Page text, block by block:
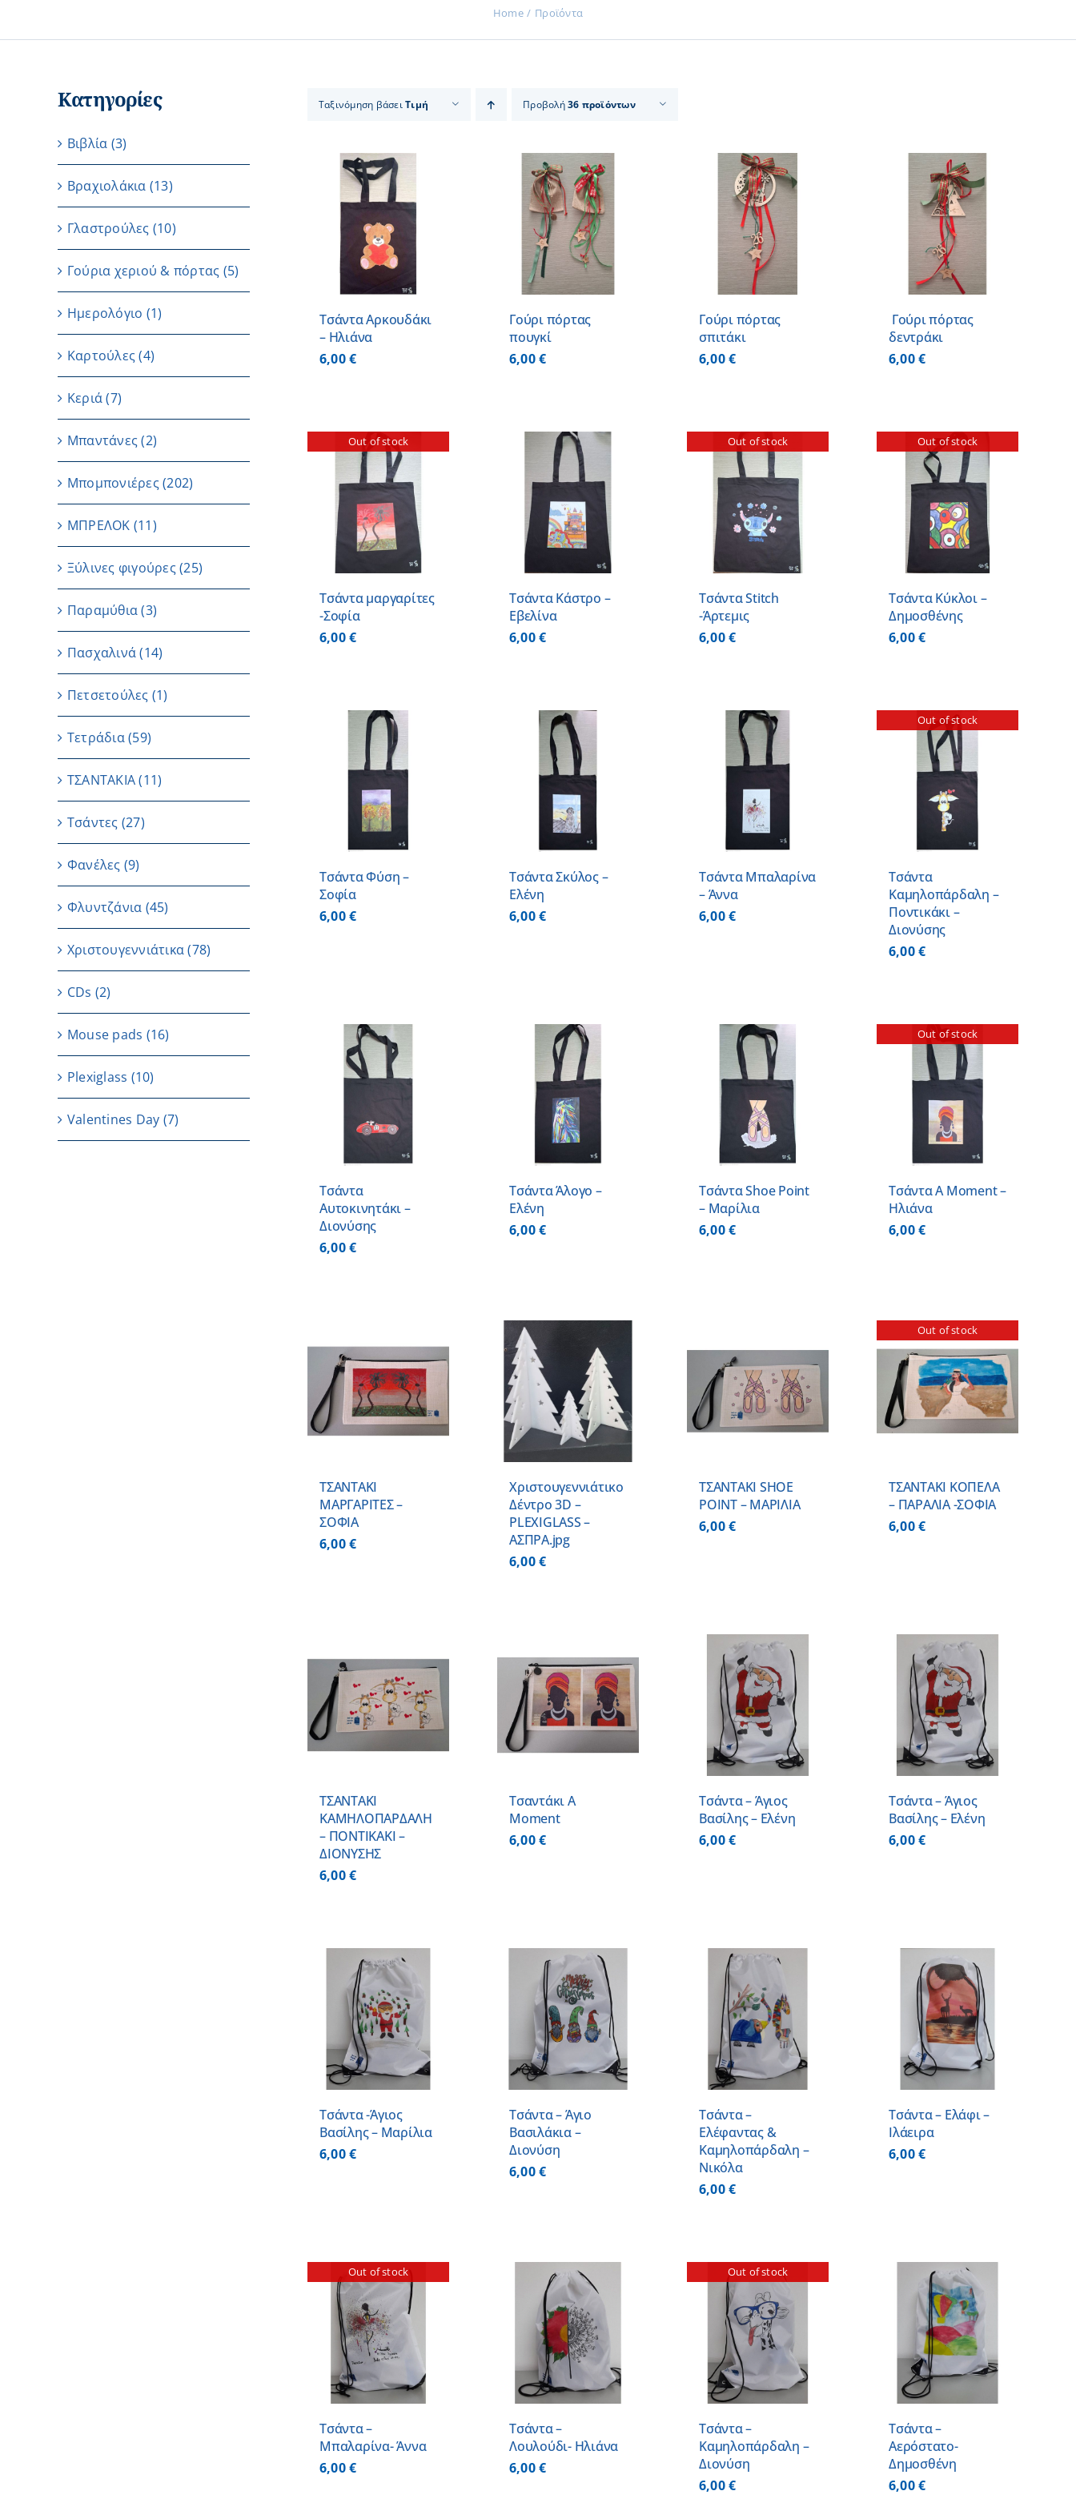
Home Προϊόντα
Ταξινόμηση βάσειΤιμή Προβολή36 προϊόντων
ΠΡΟΣΘΗΚΗ ΣΤΟ
Τσάντα Αρκουδάκι
– Ηλιάνα
6,00€
ΠΡΟΣΘΗΚΗ ΣΤΟ
ΚΑΛΑΘΙ
ΛΕΠΤΟΜΕΡΕΙΕΣ
Γούρι πόρτας
πουγκί
6,00€
ΠΡΟΣΘΗΚΗ ΣΤΟ
ΚΑΛΑΘΙ
ΛΕΠΤΟΜΕΡΕΙΕΣ
Γούρι πόρτας
σπιτάκι
6,00€
ΠΡΟΣΘΗΚΗ ΣΤΟ
ΛΕΠΤΟΜΕΡΕΙΕΣ
Γούρι πόρτας
δεντράκι
6,00€
Out of stock
ΛΕΠΤΟΜΕΡΕΙΕΣ
Τσάντα μαργαρίτες
-Σοφία
6,00€
ΠΡΟΣΘΗΚΗ ΣΤΟ
ΚΑΛΑΘΙ
ΛΕΠΤΟΜΕΡΕΙΕΣ
Τσάντα Κάστρο –
Εβελίνα
6,00€
Out of stock
ΛΕΠΤΟΜΕΡΕΙΕΣ
Τσάντα Stitch
-Άρτεμις
6,00€
Out of stock
ΛΕΠΤΟΜΕΡΕΙΕΣ
Τσάντα Κύκλοι –
Δημοσθένης
6,00€
ΛΕΠΤΟΜΕΡΕΙΕΣ
Τσάντα Φύση –
Σοφία
6,00€
ΠΡΟΣΘΗΚΗ ΣΤΟ
ΛΕΠΤΟΜΕΡΕΙΕΣ
Τσάντα Σκύλος –
Ελένη
6,00€
ΠΡΟΣΘΗΚΗ ΣΤΟ
ΚΑΛΑΘΙ
ΛΕΠΤΟΜΕΡΕΙΕΣ
Τσάντα Μπαλαρίνα
– Άννα
6,00€
Out of stock
Τσάντα
Καμηλοπάρδαλη –
Ποντικάκι –
Διονύσης
6,00€
ΚΑΛΑΘΙ
Τσάντα
Αυτοκινητάκι –
Διονύσης
6,00€
ΠΡΟΣΘΗΚΗ ΣΤΟ
ΚΑΛΑΘΙ
Τσάντα Άλογο –
Ελένη
6,00€
ΠΡΟΣΘΗΚΗ ΣΤΟ
ΛΕΠΤΟΜΕΡΕΙΕΣ
Τσάντα Shoe Point
– Μαρίλια
6,00€
Out of stock
ΛΕΠΤΟΜΕΡΕΙΕΣ
Τσάντα A Moment –
Ηλιάνα
6,00€
ΤΣΑΝΤΑΚΙ
ΜΑΡΓΑΡΙΤΕΣ –
ΣΟΦΙΑ
6,00€
ΠΡΟΣΘΗΚΗ ΣΤΟ
ΚΑΛΑΘΙ
ΛΕΠΤΟΜΕΡΕΙΕΣ
Χριστουγεννιάτικο
Δέντρο 3D –
PLEXIGLASS –
ΑΣΠΡΑ.jpg
6,00€
ΠΡΟΣΘΗΚΗ ΣΤΟ
ΚΑΛΑΘΙ
ΛΕΠΤΟΜΕΡΕΙΕΣ
ΤΣΑΝΤΑΚΙ SHOE
POINT – ΜΑΡΙΛΙΑ
6,00€
Out of stock
ΛΕΠΤΟΜΕΡΕΙΕΣ
ΤΣΑΝΤΑΚΙ ΚΟΠΕΛΑ
– ΠΑΡΑΛΙΑ -ΣΟΦΙΑ
6,00€
ΤΣΑΝΤΑΚΙ
ΚΑΜΗΛΟΠΑΡΔΑΛΗ
– ΠΟΝΤΙΚΑΚΙ –
ΔΙΟΝΥΣΗΣ
6,00€
ΠΡΟΣΘΗΚΗ ΣΤΟ
ΚΑΛΑΘΙ
ΛΕΠΤΟΜΕΡΕΙΕΣ
Τσαντάκι A
Moment
6,00€
ΠΡΟΣΘΗΚΗ ΣΤΟ
ΚΑΛΑΘΙ
/
ΛΕΠΤΟΜΕΡΕΙΕΣ
Τσάντα – Άγιος
Βασίλης – Ελένη
6,00€
ΠΡΟΣΘΗΚΗ ΣΤΟ
ΚΑΛΑΘΙ
ΛΕΠΤΟΜΕΡΕΙΕΣ
Τσάντα – Άγιος
Βασίλης – Ελένη
6,00€
Τσάντα -Άγιος
Βασίλης – Μαρίλια
6,00€
ΠΡΟΣΘΗΚΗ ΣΤΟ
ΚΑΛΑΘΙ
ΛΕΠΤΟΜΕΡΕΙΕΣ
Τσάντα – Άγιο
Βασιλάκια –
Διονύση
6,00€
ΠΡΟΣΘΗΚΗ ΣΤΟ
ΚΑΛΑΘΙ
ΛΕΠΤΟΜΕΡΕΙΕΣ
Τσάντα –
Ελέφαντας &
Καμηλοπάρδαλη –
Νικόλα
6,00€
ΠΡΟΣΘΗΚΗ ΣΤΟ
ΚΑΛΑΘΙ
ΛΕΠΤΟΜΕΡΕΙΕΣ
Τσάντα – Ελάφι –
Ιλάειρα
6,00€
Out of stock
Τσάντα –
Μπαλαρίνα- Άννα
6,00€
ΠΡΟΣΘΗΚΗ ΣΤΟ
ΛΕΠΤΟΜΕΡΕΙΕΣ
Τσάντα –
Λουλούδι- Ηλιάνα
6,00€
Out of stock
ΛΕΠΤΟΜΕΡΕΙΕΣ
Τσάντα –
Καμηλοπάρδαλη –
Διονύση
6,00€
ΠΡΟΣΘΗΚΗ ΣΤΟ
ΛΕΠΤΟΜΕΡΕΙΕΣ
Τσάντα –
Αερόστατο-
Δημοσθένη
6,00€
Κατηγορίες
Βιβλία (3)
Βραχιολάκια (13)
Γλαστρούλες (10)
Γούρια χεριού & πόρτας (5)
Ημερολόγιο (1)
Καρτούλες (4)
Κεριά (7)
Μπαντάνες (2)
Μπομπονιέρες(202)
ΜΠΡΕΛΟΚ (11)
Ξύλινες φιγούρες(25)
Παραμύθια (3)
Πασχαλινά (14)
Πετσετούλες (1)
Τετράδια(59)
ΤΣΑΝΤΑΚΙΑ (11)
Τσάντες (27)
Φανέλες (9)
Φλυντζάνια (45)
Χριστουγεννιάτικα(78)
CDs (2)
Μouse pads (16)
Plexiglass (10)
Valentines Day (7)